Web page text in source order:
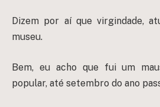
Dizem por aí que virgindade,
museu.
Bem, eu acho que fui um
popular, até setembro do ano